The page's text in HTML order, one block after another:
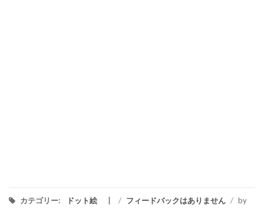
カテゴリー: ドット絵 / フィードバックはありません / by